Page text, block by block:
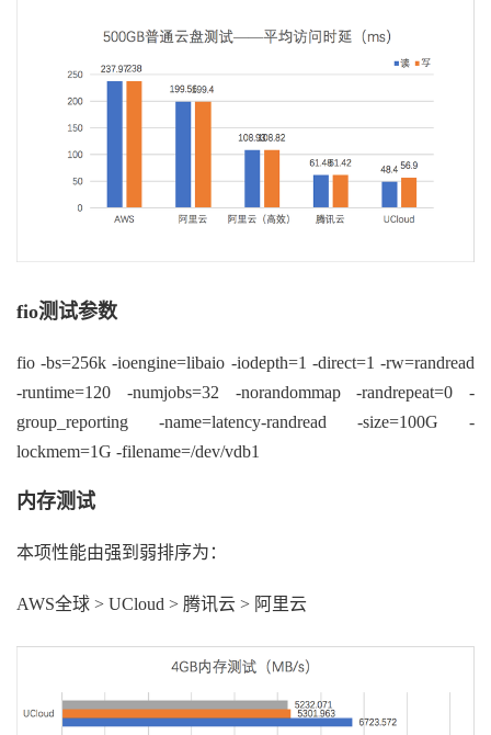
fio测试参数
fio -bs=256k -ioengine=libaio -iodepth=1 -direct=1 -rw=randread
-runtime=120 -numjobs=32 -norandommap -randrepeat=0 -
group_reporting -name=latency-randread -size=100G -
lockmem=1G -filename=/dev/vdb1
内存测试
本项性能由强到弱排序为：
AWS全球 > UCloud > 腾讯云 > 阿里云